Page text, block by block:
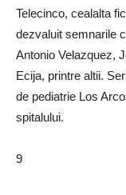
Telecinco, cealalta
dezvaluit semnarile
Antonio Velazquez,
Ecija, printre altii.
de pediatrie Los
spitalului.
9